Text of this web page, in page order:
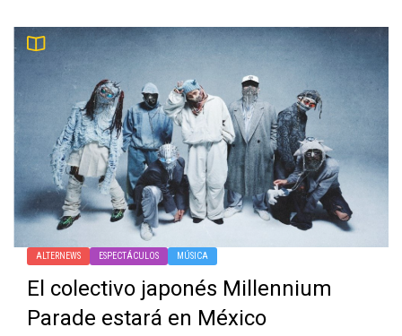
ALTERNEWS ESPECTÁCULOS MÚSICA
El colectivo japonés Millennium
Parade estará en México